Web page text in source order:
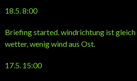
18.5. 8:00
Briefing started. windrichtung ist gleich
wetter, wenig wind aus Ost.
17.5. 15:00